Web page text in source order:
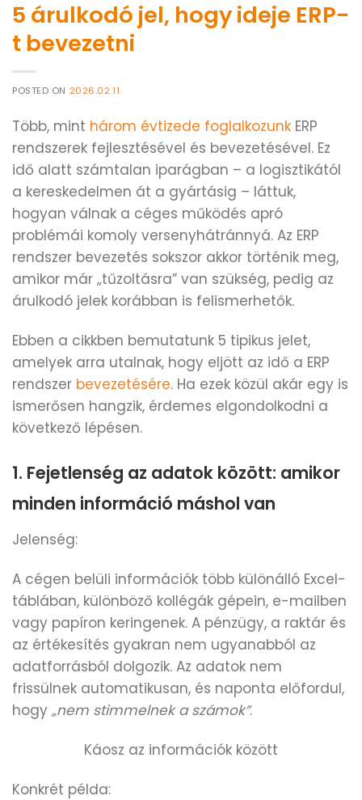
5 árulkodó jel, hogy ideje ERP-
t bevezetni
POSTED ON 2026.02.11.
Több, mint három évtizede foglalkozunk ERP
rendszerek fejlesztésével és bevezetésével. Ez
idő alatt számtalan iparágban – a logisztikától
a kereskedelmen át a gyártásig – láttuk,
hogyan válnak a céges működés apró
problémái komoly versenyhátránnyá. Az ERP
rendszer bevezetés sokszor akkor történik meg,
amikor már „tűzoltásra” van szükség, pedig az
árulkodó jelek korábban is felismerhetők.
Ebben a cikkben bemutatunk 5 tipikus jelet,
amelyek arra utalnak, hogy eljött az idő a ERP
rendszer bevezetésére. Ha ezek közül akár egy is
ismerősen hangzik, érdemes elgondolkodni a
következő lépésen.
1. Fejetlenség az adatok között: amikor
minden információ máshol van
Jelenség:
A cégen belüli információk több különálló Excel-
táblában, különböző kollégák gépein, e-mailben
vagy papíron keringenek. A pénzügy, a raktár és
az értékesítés gyakran nem ugyanabból az
adatforrásból dolgozik. Az adatok nem
frissülnek automatikusan, és naponta előfordul,
hogy „nem stimmelnek a számok”.
Káosz az információk között
Konkrét példa: